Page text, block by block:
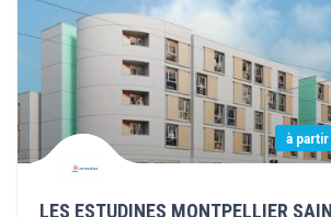
à partir
RESIDENCE RICHTER PREMIER
STUDIO T2